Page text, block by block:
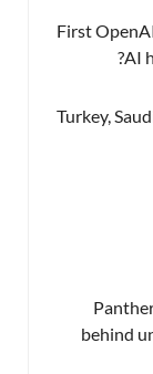
First
AI
Turkey,
behind